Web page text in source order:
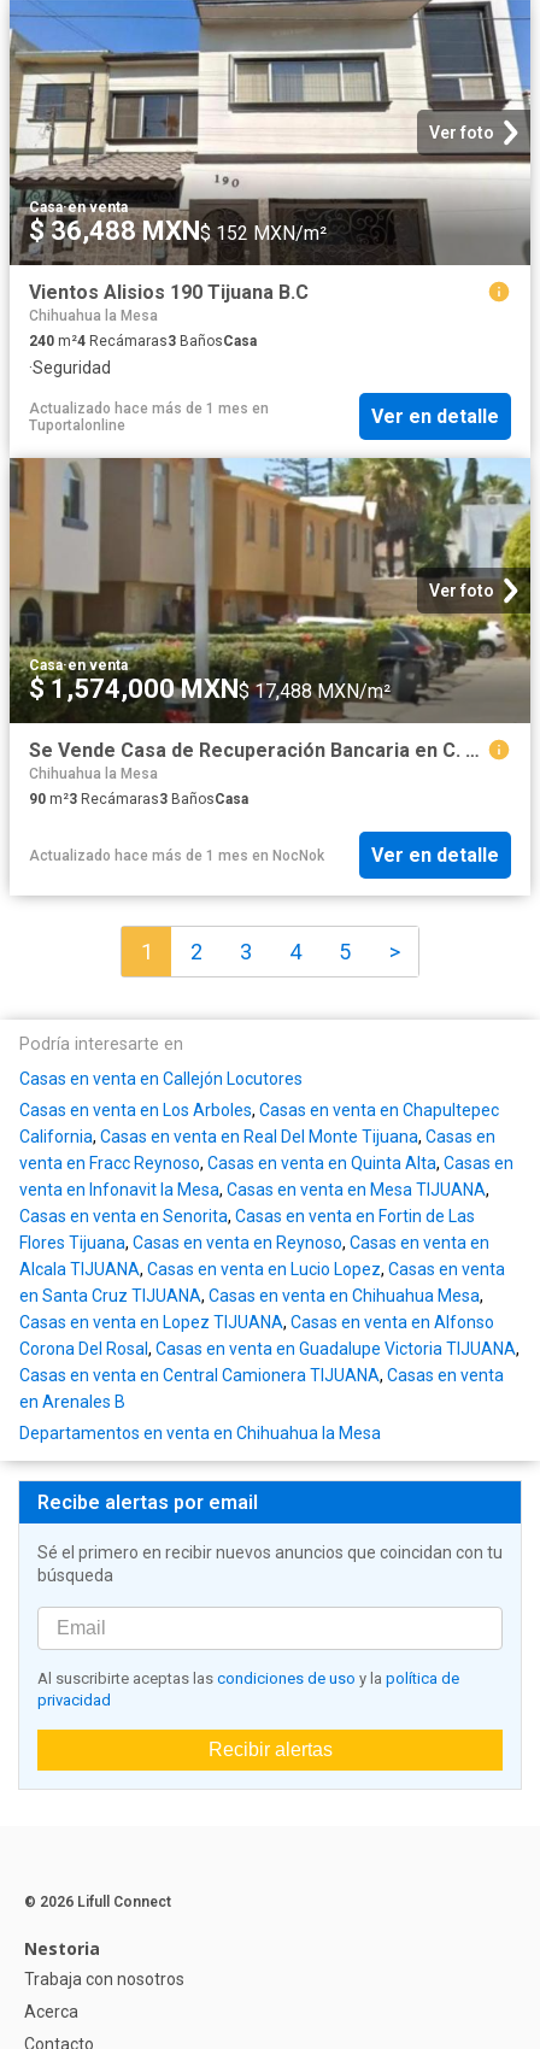
Ver foto
Casa·en venta
$ 36,488 MXN $ 152 MXN/m²
Vientos Alisios 190 Tijuana B.C
Chihuahua la Mesa
240 m²4 Recámaras3 BañosCasa
·Seguridad
Actualizado hace más de 1 mes en
Tuportalonline
Ver en detalle
Ver foto
Casa·en venta
$ 1,574,000 MXN$ 17,488 MXN/m²
Se Vende Casa de Recuperación Bancaria en C. Tacuba, col. Cortes de la Mesa, Tijuana B.C
Chihuahua la Mesa
90 m²3 Recámaras3 BañosCasa
Actualizado hace más de 1 mes en NocNok Ver en detalle
1 2 3 4 5 >
Podría interesarte en
Casas en venta en Callejón Locutores
Casas en venta en Los Arboles, Casas en venta en Chapultepec
California, Casas en venta en Real Del Monte Tijuana, Casas en
venta en Fracc Reynoso, Casas en venta en Quinta Alta, Casas en
venta en Infonavit la Mesa, Casas en venta en Mesa TIJUANA,
Casas en venta en Senorita, Casas en venta en Fortin de Las
Flores Tijuana, Casas en venta en Reynoso, Casas en venta en
Alcala TIJUANA, Casas en venta en Lucio Lopez, Casas en venta
en Santa Cruz TIJUANA, Casas en venta en Chihuahua Mesa,
Casas en venta en Lopez TIJUANA, Casas en venta en Alfonso
Corona Del Rosal, Casas en venta en Guadalupe Victoria TIJUANA,
Casas en venta en Central Camionera TIJUANA, Casas en venta
en Arenales B
Departamentos en venta en Chihuahua la Mesa
Recibe alertas por email
Sé el primero en recibir nuevos anuncios que coincidan con tu
búsqueda
Al suscribirte aceptas las condiciones de uso y la política de
privacidad
Recibir alertas
© 2026 Lifull Connect
Nestoria
Trabaja con nosotros
Acerca
Contacto